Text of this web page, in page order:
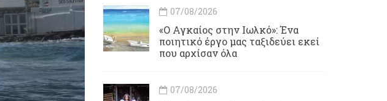
07/08/2026
«Ο Αγκαίος στην Ιωλκό»: Ένα
ποιητικό έργο μας ταξιδεύει εκεί
που αρχίσαν όλα
07/08/2026